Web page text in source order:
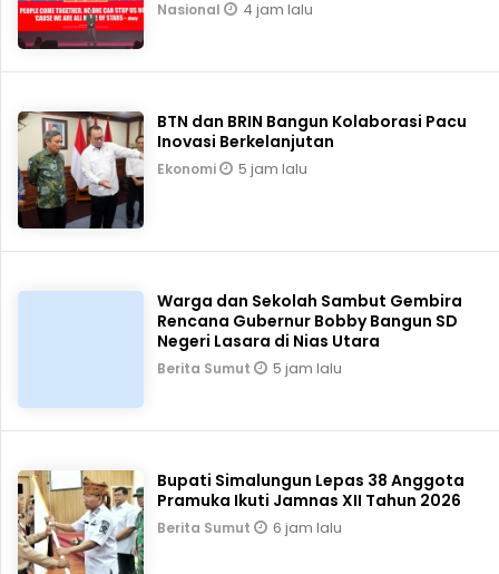
Nasional 4 jam lalu
BTN dan BRIN Bangun Kolaborasi Pacu
Inovasi Berkelanjutan
Ekonomi 5 jam lalu
Warga dan Sekolah Sambut Gembira
Rencana Gubernur Bobby Bangun SD
Negeri Lasara di Nias Utara
Berita Sumut 5 jam lalu
Bupati Simalungun Lepas 38 Anggota
Pramuka Ikuti Jamnas XII Tahun 2026
Berita Sumut 6 jam lalu